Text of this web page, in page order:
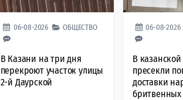
06-08-2026 ОБЩЕСТВО
В Казани на три дня
перекроют участок улицы
2-й Даурской
06-08-2026
В
пресекли
доставки
бритвенных